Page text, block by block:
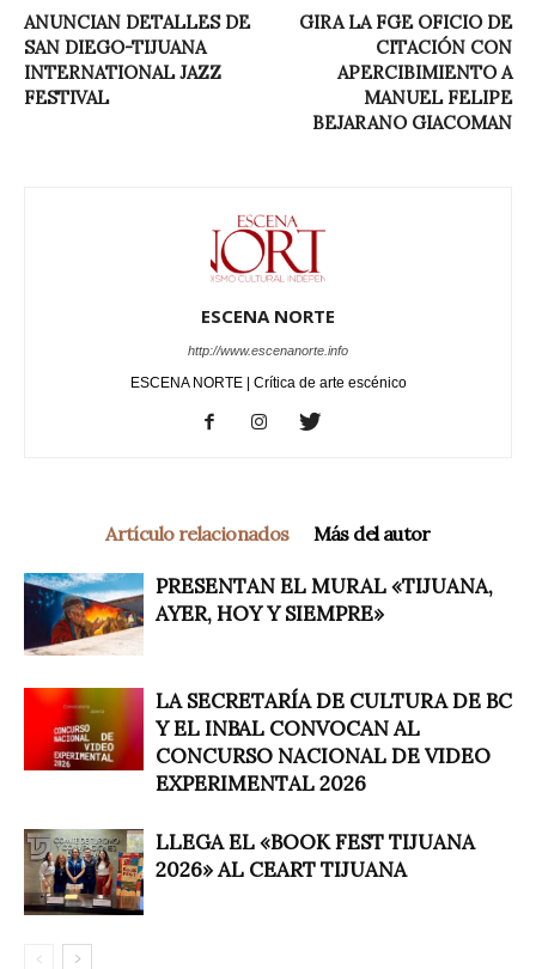
ANUNCIAN DETALLES DE
SAN DIEGO-TIJUANA
INTERNATIONAL JAZZ
FESTIVAL
GIRA LA FGE OFICIO DE
CITACIÓN CON
APERCIBIMIENTO A
MANUEL FELIPE
BEJARANO GIACOMAN
ESCENA NORTE
http://www.escenanorte.info
ESCENA NORTE | Crítica de arte escénico
Artículo relacionados Más del autor
PRESENTAN EL MURAL «TIJUANA,
AYER, HOY Y SIEMPRE»
LA SECRETARÍA DE CULTURA DE BC
Y EL INBAL CONVOCAN AL
CONCURSO NACIONAL DE VIDEO
EXPERIMENTAL 2026
LLEGA EL «BOOK FEST TIJUANA
2026» AL CEART TIJUANA